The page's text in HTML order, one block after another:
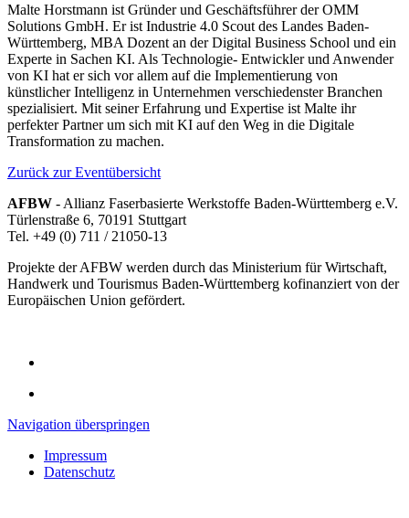
Malte Horstmann ist Gründer und Geschäftsführer der OMM
Solutions GmbH. Er ist Industrie 4.0 Scout des Landes Baden-
Württemberg, MBA Dozent an der Digital Business School und ein
Experte in Sachen KI. Als Technologie- Entwickler und Anwender
von KI hat er sich vor allem auf die Implementierung von
künstlicher Intelligenz in Unternehmen verschiedenster Branchen
spezialisiert. Mit seiner Erfahrung und Expertise ist Malte ihr
perfekter Partner um sich mit KI auf den Weg in die Digitale
Transformation zu machen.
Zurück zur Eventübersicht
AFBW - Allianz Faserbasierte Werkstoffe Baden-Württemberg e.V.
Türlenstraße 6, 70191 Stuttgart
Tel. +49 (0) 711 / 21050-13
Projekte der AFBW werden durch das Ministerium für Wirtschaft,
Handwerk und Tourismus Baden-Württemberg kofinanziert von der
Europäischen Union gefördert.
Navigation überspringen
Impressum
Datenschutz